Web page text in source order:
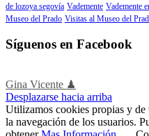
de lozoya segovía Vademente Vademente
Museo del Prado Visitas al Museo del
Síguenos en Facebook
Gina Vicente ♟
Desplazarse hacia arriba
Utilizamos cookies propias y de
la navegación de los usuarios.